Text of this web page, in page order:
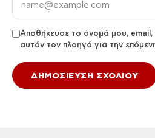
Αποθήκευσε το όνομά μου, email,
αυτόν τον πλοηγό για την